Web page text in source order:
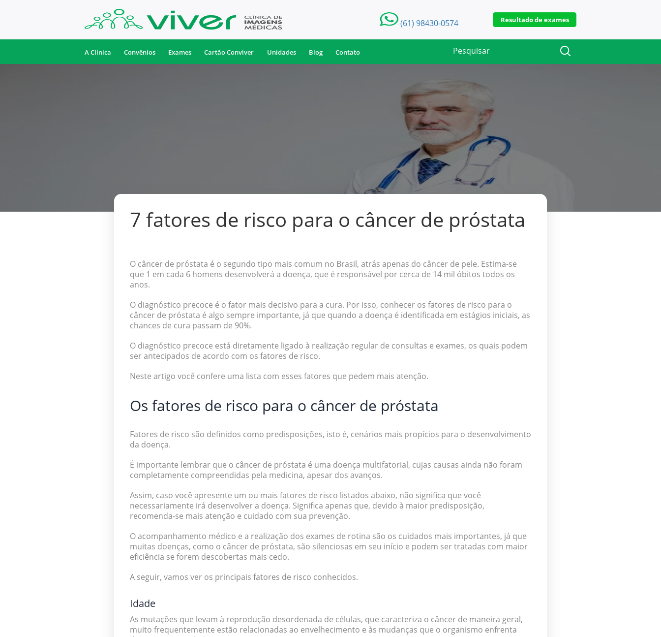
(61) 98430-0574 Resultado de exames
A Clínica Convênios Exames Cartão Conviver Unidades Blog Contato
7 fatores de risco para o câncer de próstata
O câncer de próstata é o segundo tipo mais comum no Brasil, atrás apenas do câncer de pele. Estima-se
que 1 em cada 6 homens desenvolverá a doença, que é responsável por cerca de 14 mil óbitos todos os
anos.
O diagnóstico precoce é o fator mais decisivo para a cura. Por isso, conhecer os fatores de risco para o
câncer de próstata é algo sempre importante, já que quando a doença é identificada em estágios iniciais, as
chances de cura passam de 90%.
O diagnóstico precoce está diretamente ligado à realização regular de consultas e exames, os quais podem
ser antecipados de acordo com os fatores de risco.
Neste artigo você confere uma lista com esses fatores que pedem mais atenção.
Os fatores de risco para o câncer de próstata
Fatores de risco são definidos como predisposições, isto é, cenários mais propícios para o desenvolvimento
da doença.
É importante lembrar que o câncer de próstata é uma doença multifatorial, cujas causas ainda não foram
completamente compreendidas pela medicina, apesar dos avanços.
Assim, caso você apresente um ou mais fatores de risco listados abaixo, não significa que você
necessariamente irá desenvolver a doença. Significa apenas que, devido à maior predisposição,
recomenda-se mais atenção e cuidado com sua prevenção.
O acompanhamento médico e a realização dos exames de rotina são os cuidados mais importantes, já que
muitas doenças, como o câncer de próstata, são silenciosas em seu início e podem ser tratadas com maior
eficiência se forem descobertas mais cedo.
A seguir, vamos ver os principais fatores de risco conhecidos.
Idade
As mutações que levam à reprodução desordenada de células, que caracteriza o câncer de maneira geral,
muito frequentemente estão relacionadas ao envelhecimento e às mudanças que o organismo enfrenta